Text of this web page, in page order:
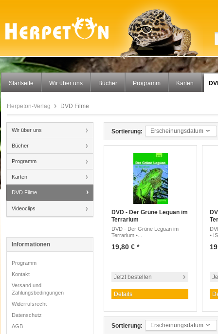
Startseite Wir über uns Bücher Programm Karten
Herpeton-Verlag DVD Filme
Wir über uns
Bücher
Programm
Karten
DVD Filme
Videoclips
Informationen
Programm
Kontakt
Versand und
Zahlungsbedingungen
Widerrufsrecht
Datenschutz
AGB
Sortierung: Erscheinungsdatum
DVD - Der Grüne Leguan im
Terrarium
DVD - Der Grüne Leguan im
Terrarium •...
19,80 € *
Jetzt bestellen
Details
•
Sortierung: Erscheinungsdatum